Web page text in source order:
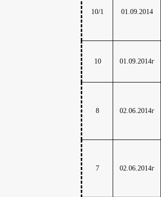
10/1 01.09.2014
10 01.09.2014г
8 02.06.2014г
7 02.06.2014г